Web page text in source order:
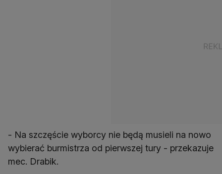
- Na szczęście wyborcy nie będą musieli na nowo
wybierać burmistrza od pierwszej tury - przekazuje
mec. Drabik.